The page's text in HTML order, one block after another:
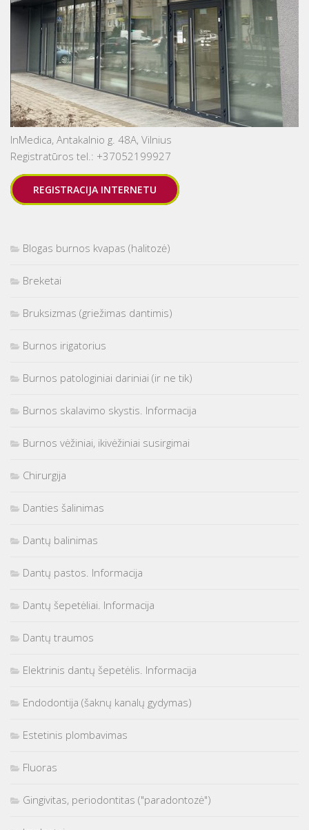
InMedica, Antakalnio g. 48A, Vilnius
Registratūros tel.: +37052199927
REGISTRACIJA INTERNETU
Blogas burnos kvapas (halitozė)
Breketai
Bruksizmas (griežimas dantimis)
Burnos irigatorius
Burnos patologiniai dariniai (ir ne tik)
Burnos skalavimo skystis. Informacija
Burnos vėžiniai, ikivėžiniai susirgimai
Chirurgija
Danties šalinimas
Dantų balinimas
Dantų pastos. Informacija
Dantų šepetėliai. Informacija
Dantų traumos
Elektrinis dantų šepetėlis. Informacija
Endodontija (šaknų kanalų gydymas)
Estetinis plombavimas
Fluoras
Gingivitas, periodontitas ("paradontozė")